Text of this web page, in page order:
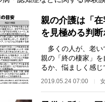
親の介護は「
を見極める判断
多くの人が、老い
親の「終の棲家」
るか、悩ましく感じ
ーの横井孝治さん
2019.05.24 07:00